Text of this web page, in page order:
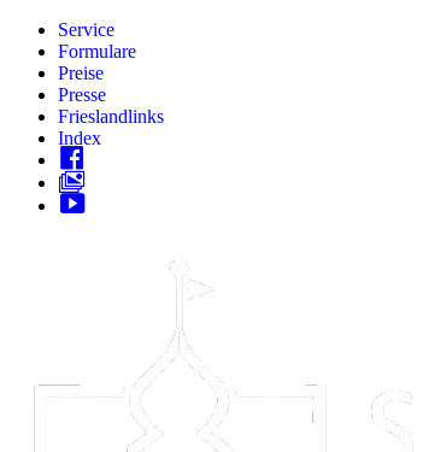
Zum
Inhalt
springen
Service
Formulare
Preise
Presse
Frieslandlinks
Index